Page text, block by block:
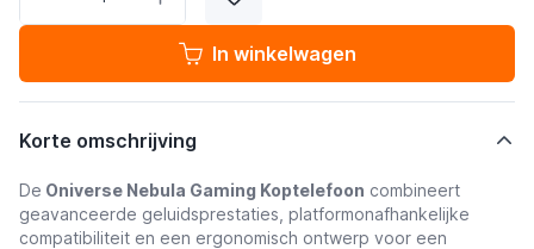
In winkelwagen
Korte omschrijving
De Oniverse Nebula Gaming Koptelefoon combineert
geavanceerde geluidsprestaties, platformonafhankelijke
compatibiliteit en een ergonomisch ontwerp voor een